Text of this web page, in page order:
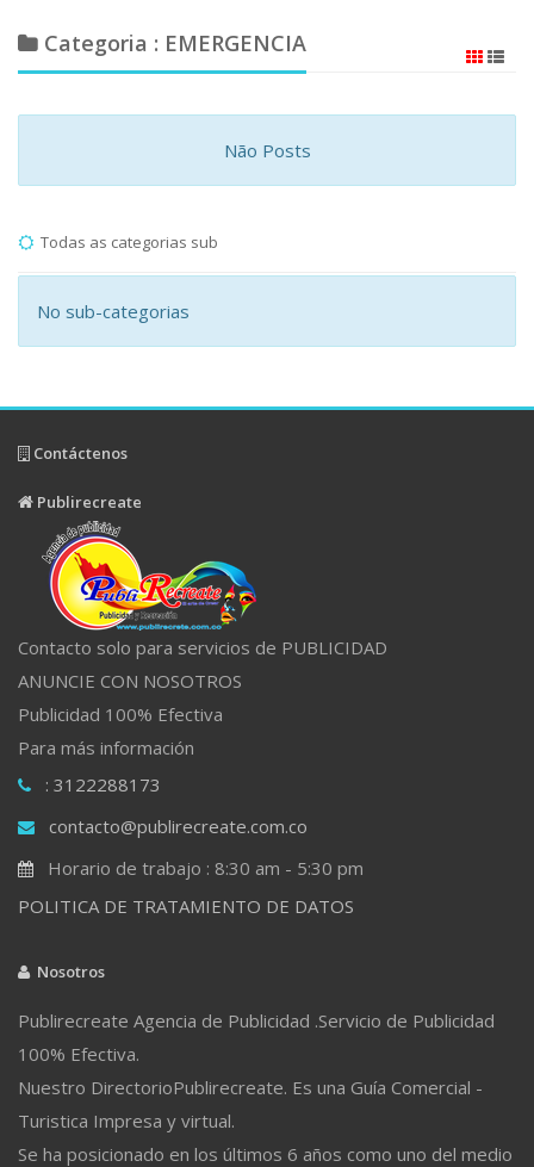
Categoria : EMERGENCIA
Não Posts
Todas as categorias sub
No sub-categorias
Contáctenos
Publirecreate
Contacto solo para servicios de PUBLICIDAD
ANUNCIE CON NOSOTROS
Publicidad 100% Efectiva
Para más información
: 3122288173
contacto@publirecreate.com.co
Horario de trabajo : 8:30 am - 5:30 pm
POLITICA DE TRATAMIENTO DE DATOS
Nosotros
Publirecreate Agencia de Publicidad .Servicio de Publicidad
100% Efectiva.
Nuestro DirectorioPublirecreate. Es una Guía Comercial -
Turistica Impresa y virtual.
Se ha posicionado en los últimos 6 años como uno del medio